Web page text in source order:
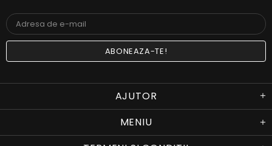
AJUTOR
MENIU